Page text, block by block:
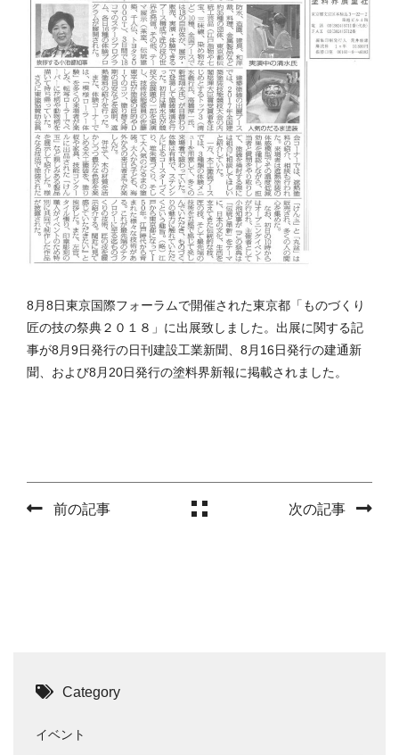
8月8日東京国際フォーラムで開催された東京都「ものづくり
匠の技の祭典２０１８」に出展致しました。出展に関する記
事が8月9日発行の日刊建設工業新聞、8月16日発行の建通新
聞、および8月20日発行の塗料界新報に掲載されました。
前の記事 次の記事
Category
イベント